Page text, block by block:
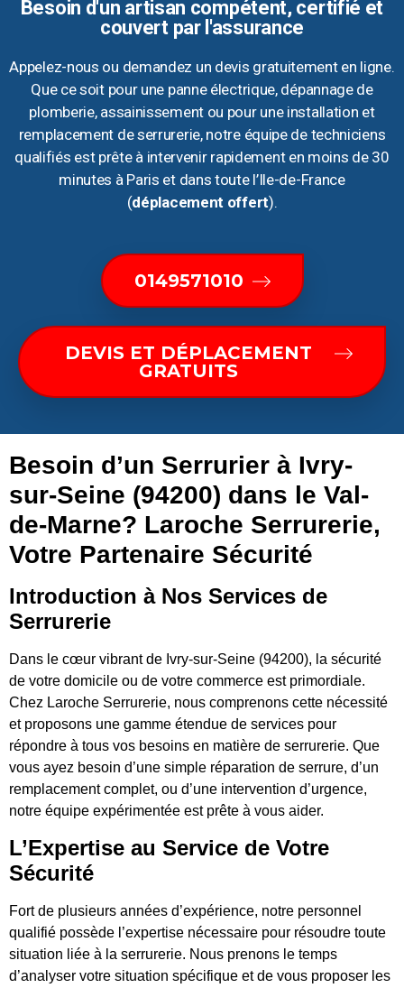
Besoin d'un artisan compétent, certifié et
couvert par l'assurance
Appelez-nous ou demandez un devis gratuitement en ligne.
Que ce soit pour une panne électrique, dépannage de
plomberie, assainissement ou pour une installation et
remplacement de serrurerie, notre équipe de techniciens
qualifiés est prête à intervenir rapidement en moins de 30
minutes à Paris et dans toute l’Ile-de-France
(déplacement offert).
0149571010
DEVIS ET DÉPLACEMENT
GRATUITS
Besoin d’un Serrurier à Ivry-
sur-Seine (94200) dans le Val-
de-Marne? Laroche Serrurerie,
Votre Partenaire Sécurité
Introduction à Nos Services de
Serrurerie
Dans le cœur vibrant de Ivry-sur-Seine (94200), la sécurité
de votre domicile ou de votre commerce est primordiale.
Chez Laroche Serrurerie, nous comprenons cette nécessité
et proposons une gamme étendue de services pour
répondre à tous vos besoins en matière de serrurerie. Que
vous ayez besoin d’une simple réparation de serrure, d’un
remplacement complet, ou d’une intervention d’urgence,
notre équipe expérimentée est prête à vous aider.
L’Expertise au Service de Votre
Sécurité
Fort de plusieurs années d’expérience, notre personnel
qualifié possède l’expertise nécessaire pour résoudre toute
situation liée à la serrurerie. Nous prenons le temps
d’analyser votre situation spécifique et de vous proposer les